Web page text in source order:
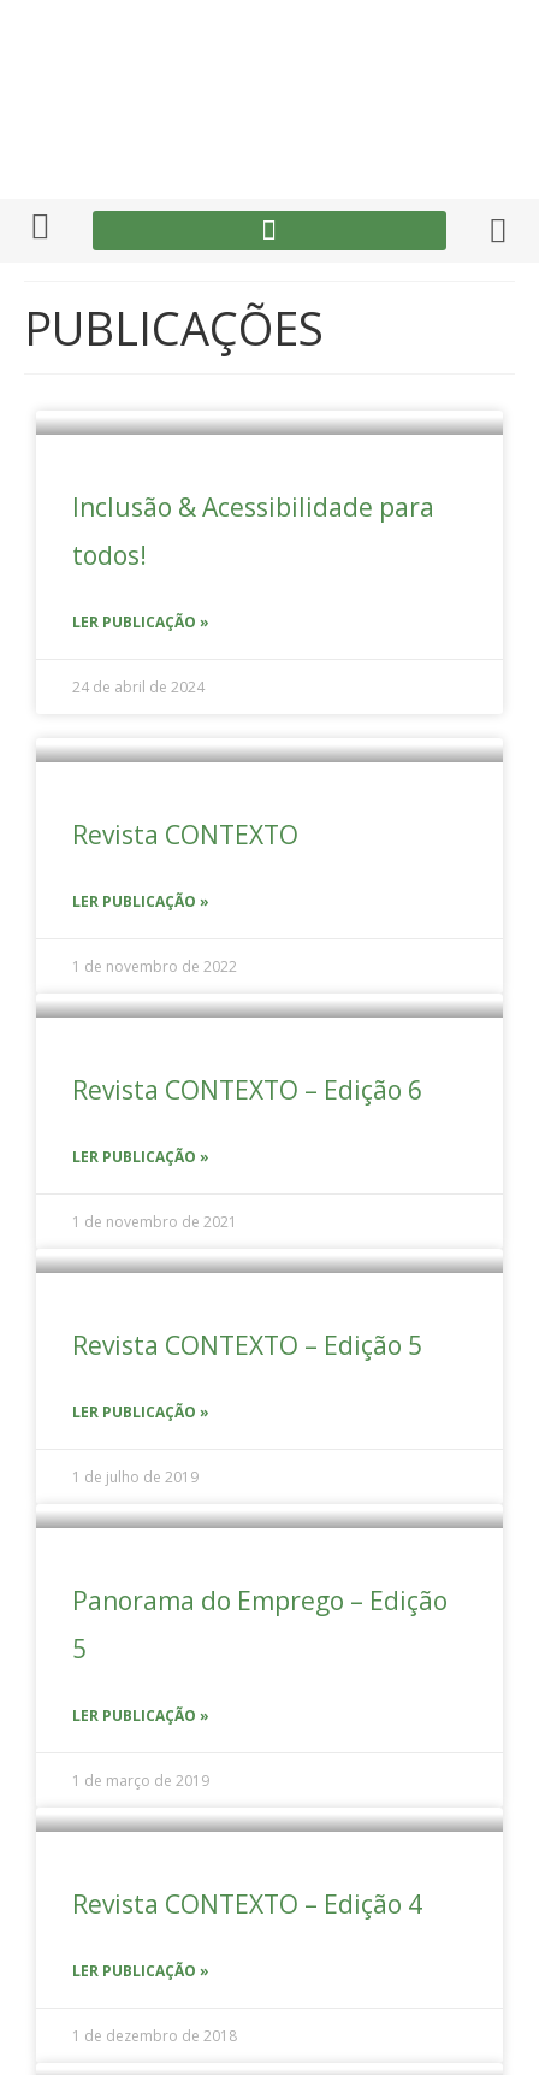
PUBLICAÇÕES
Inclusão & Acessibilidade para
todos!
LER PUBLICAÇÃO »
24 de abril de 2024
Revista CONTEXTO
LER PUBLICAÇÃO »
1 de novembro de 2022
Revista CONTEXTO – Edição 6
LER PUBLICAÇÃO »
1 de novembro de 2021
Revista CONTEXTO – Edição 5
LER PUBLICAÇÃO »
1 de julho de 2019
Panorama do Emprego – Edição
5
LER PUBLICAÇÃO »
1 de março de 2019
Revista CONTEXTO – Edição 4
LER PUBLICAÇÃO »
1 de dezembro de 2018